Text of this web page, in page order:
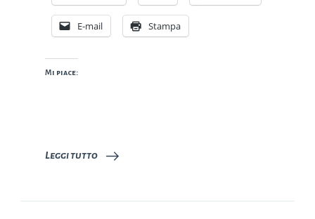
E-mail Stampa
Mi piace:
Leggi tutto